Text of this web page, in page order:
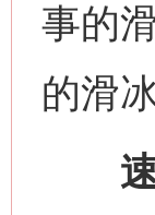
事的
的滑
速